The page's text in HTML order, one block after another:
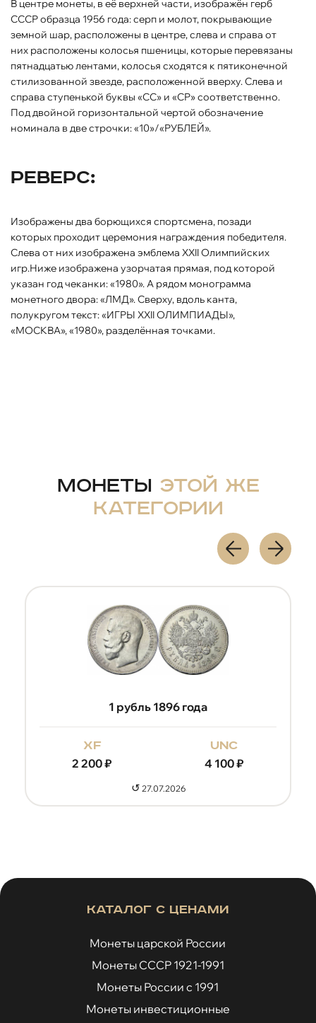
В центре монеты, в её верхней части, изображён герб
СССР образца 1956 года: серп и молот, покрывающие
земной шар, расположены в центре, слева и справа от
них расположены колосья пшеницы, которые перевязаны
пятнадцатью лентами, колосья сходятся к пятиконечной
стилизованной звезде, расположенной вверху. Слева и
справа ступенькой буквы «СС» и «СР» соответственно.
Под двойной горизонтальной чертой обозначение
номинала в две строчки: «10»/«РУБЛЕЙ».
Реверс:
Изображены два борющихся спортсмена, позади
которых проходит церемония награждения победителя.
Слева от них изображена эмблема XXII Олимпийских
игр.Ниже изображена узорчатая прямая, под которой
указан год чеканки: «1980». А рядом монограмма
монетного двора: «ЛМД». Сверху, вдоль канта,
полукругом текст: «ИГРЫ XXII ОЛИМПИАДЫ»,
«МОСКВА», «1980», разделённая точками.
Монеты этой же
категории
1 рубль 1896 года
xf
2 200₽
unc
4 100₽
↺ 27.07.2026
Каталог с ценами
Монеты царской России
Монеты СССР 1921-1991
Монеты России с 1991
Монеты инвестиционные